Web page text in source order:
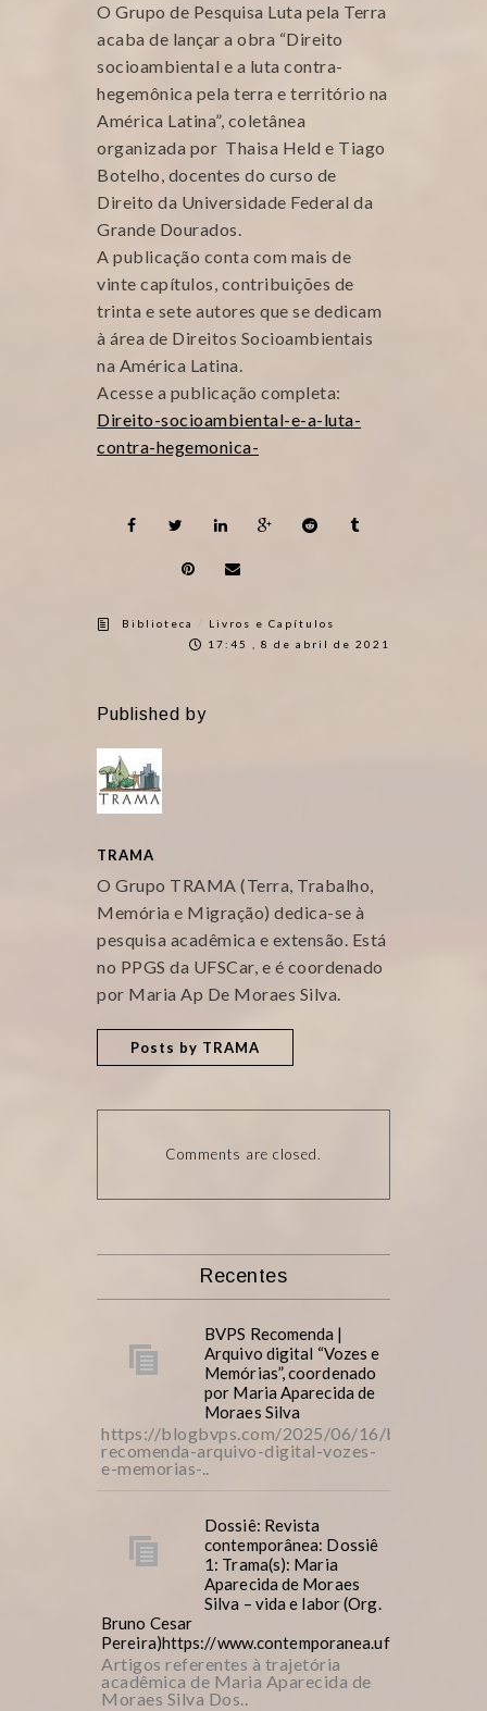
O Grupo de Pesquisa Luta pela Terra
acaba de lançar a obra “Direito
socioambiental e a luta contra-
hegemônica pela terra e território na
América Latina”, coletânea
organizada por Thaisa Held e Tiago
Botelho, docentes do curso de
Direito da Universidade Federal da
Grande Dourados.
A publicação conta com mais de
vinte capítulos, contribuições de
trinta e sete autores que se dedicam
à área de Direitos Socioambientais
na América Latina.
Acesse a publicação completa:
Direito-socioambiental-e-a-luta-
contra-hegemonica-
Biblioteca
Livros e Capítulos
17:45 , 8 de abril de 2021
Published by
TRAMA
O Grupo TRAMA (Terra, Trabalho,
Memória e Migração) dedica-se à
pesquisa acadêmica e extensão. Está
no PPGS da UFSCar, e é coordenado
por Maria Ap De Moraes Silva.
Posts by TRAMA
Comments are closed.
Recentes
BVPS Recomenda |
Arquivo digital “Vozes e
Memórias”, coordenado
por Maria Aparecida de
Moraes Silva
https://blogbvps.com/2025/06/16/bvps-
recomenda-arquivo-digital-vozes-
e-memorias-..
Dossiê: Revista
contemporânea: Dossiê
1: Trama(s): Maria
Aparecida de Moraes
Silva – vida e labor (Org.
Bruno Cesar
Pereira)https://www.contemporanea.ufscar.br/
Artigos referentes à trajetória
acadêmica de Maria Aparecida de
Moraes Silva Dos..